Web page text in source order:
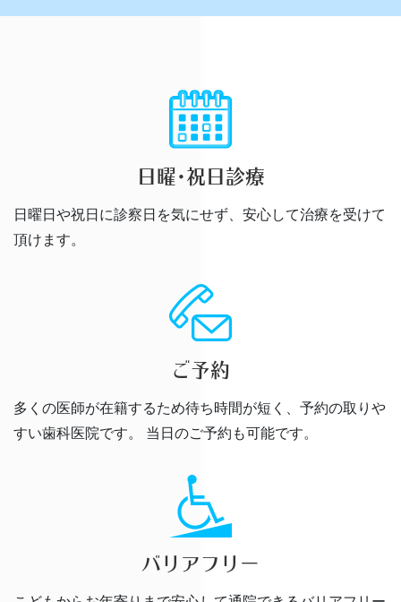
日曜･祝日診療
日曜日や祝日に診察日を気にせず、安心して治療を受けて
頂けます。
ご予約
多くの医師が在籍するため待ち時間が短く、予約の取りや
すい歯科医院です。
当日のご予約も可能です。
バリアフリー